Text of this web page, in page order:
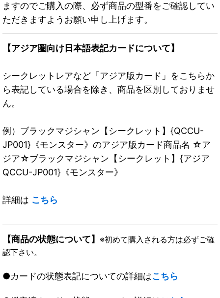
ますのでご購入の際、必ず商品の型番をご確認してい
ただきますようお願い申し上げます。
【アジア圏向け日本語表記カードについて】
シークレットレアなど「アジア版カード」をこちらか
ら表記している場合を除き、商品を区別しておりませ
ん。
例）ブラックマジシャン【シークレット】{QCCU-
JP001}《モンスター》のアジア版カード商品名 ☆ア
ジア☆ブラックマジシャン【シークレット】{アジア
QCCU-JP001}《モンスター》
詳細は こちら
【商品の状態について】 ※初めて購入される方は必ずご確
認下さい。
●カードの状態表記についての詳細はこちら